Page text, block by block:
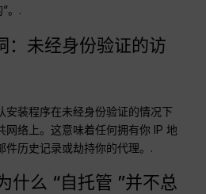
。.
：未经身份验证的访
安装程序在未经身份验证的情况下
网络上。这意味着任何拥有你 IP 地
件历史记录或劫持你的代理。.
什么 “自托管 ”并不总